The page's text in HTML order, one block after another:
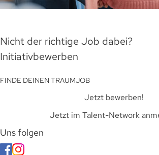
Nicht der richtige Job dabei?
Initiativbewerben
FINDE DEINEN TRAUMJOB
Jetzt bewerben!
Jetzt im Talent-Network
Uns folgen